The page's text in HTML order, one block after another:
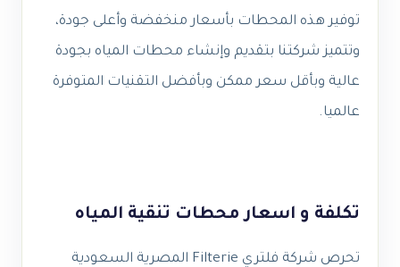
توفير هذه المحطات بأسعار منخفضة وأعلى جودة،
وتتميز شركتنا بتقديم وإنشاء محطات المياه بجودة
عالية وبأقل سعر ممكن وبأفضل التقنيات المتوفرة
عالميا.
تكلفة و اسعار محطات تنقية المياه
تحرص شركة فلتري Filterie المصرية السعودية